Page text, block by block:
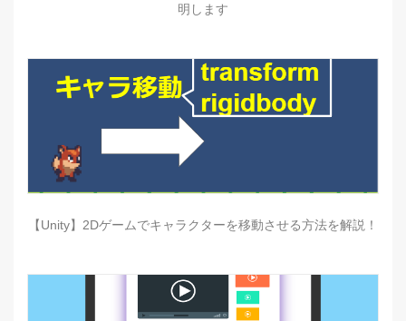
明します
【Unity】2Dゲームでキャラクターを移動させる方法を解説！